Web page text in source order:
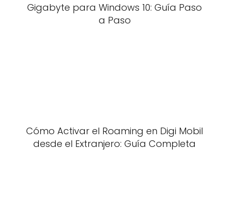
Gigabyte para Windows 10: Guía Paso
a Paso
Cómo Activar el Roaming en Digi Mobil
desde el Extranjero: Guía Completa